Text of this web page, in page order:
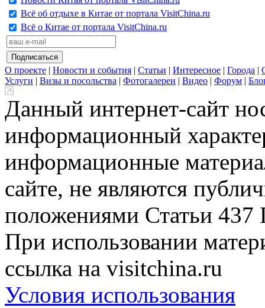
Всё об отдыхе в Китае от портала VisitChina.ru
Всё о Китае от портала VisitChina.ru
О проекте | Новости и события | Статьи | Интересное | Города |
Услуги | Визы и посольства | Фотогалереи | Видео | Форум |
Данный интернет-сайт
информационный
информационные
сайте, не являются
положениями Статьи 437
При использовании
ссылка на visitchina.ru
Условия использования